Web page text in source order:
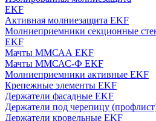
EKF
Активная молниезащита EKF
Молниеприемники секционные
EKF
Мачты ММСАА EKF
Мачты ММСАС-Ф EKF
Молниеприемники активные EKF
Крепежные элементы EKF
Держатели фасадные EKF
Держатели под черепицу
Держатели кровельные EKF